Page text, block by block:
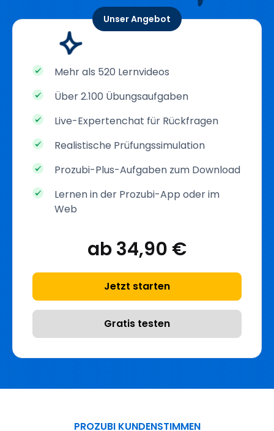
Unser Angebot
Mehr als 520 Lernvideos
Über 2.100 Übungsaufgaben
Live-Expertenchat für Rückfragen
Realistische Prüfungssimulation
Prozubi-Plus-Aufgaben zum Download
Lernen in der Prozubi-App oder im
Web
ab 34,90 €
Jetzt starten
Gratis testen
PROZUBI KUNDENSTIMMEN